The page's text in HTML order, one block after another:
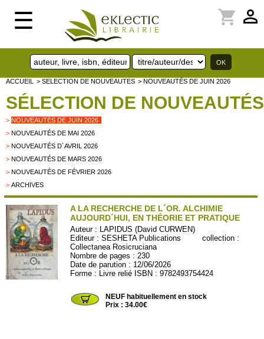
☰ perm_identity
shopping_cart
ACCUEIL > SELECTION DE NOUVEAUTES > NOUVEAUTÉS DE JUIN 2026
SÉLECTION DE NOUVEAUTÉS
> NOUVEAUTÉS DE JUIN 2026
> NOUVEAUTÉS DE MAI 2026
> NOUVEAUTÉS D´AVRIL 2026
> NOUVEAUTÉS DE MARS 2026
> NOUVEAUTÉS DE FÉVRIER 2026
> ARCHIVES
A LA RECHERCHE DE L´OR. ALCHIMIE
AUJOURD´HUI, EN THÉORIE ET PRATIQUE
Auteur : LAPIDUS (David CURWEN)
Editeur :SESHETA Publications collection :
Collectanea Rosicruciana
Nombre de pages : 230
Date de parution : 12/06/2026
Forme : Livre relié ISBN : 9782493754424
NEUF habituellement en stock
Prix : 34.00€